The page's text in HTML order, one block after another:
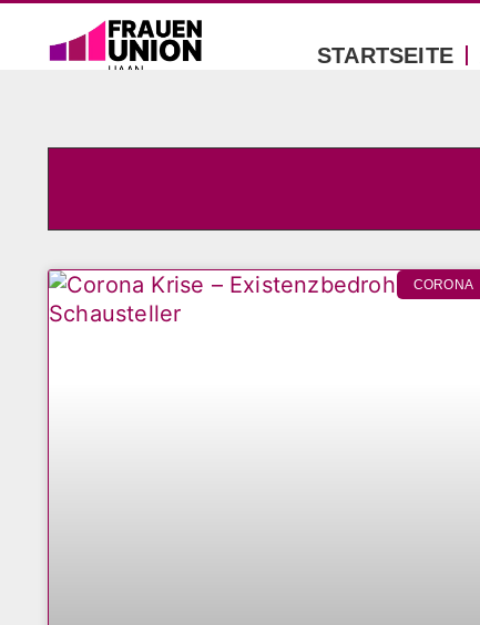
STARTSEITE
CORONA